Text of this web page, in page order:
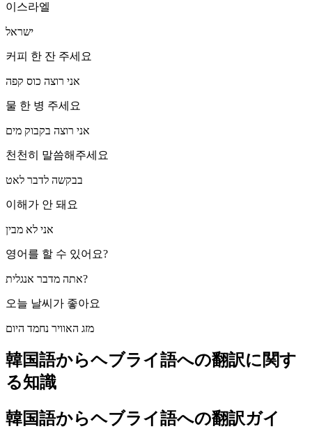
이스라엘
ישראל
커피 한 잔 주세요
אני רוצה כוס קפה
물 한 병 주세요
אני רוצה בקבוק מים
천천히 말씀해주세요
בבקשה לדבר לאט
이해가 안 돼요
אני לא מבין
영어를 할 수 있어요?
אתה מדבר אנגלית?
오늘 날씨가 좋아요
מזג האוויר נחמד היום
韓国語からヘブライ語への翻訳に関す
る知識
韓国語からヘブライ語への翻訳ガイ